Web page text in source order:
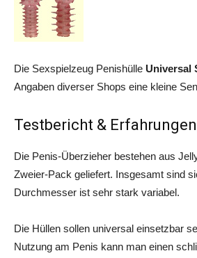
Die Sexspielzeug Penishülle Universal
Angaben diverser Shops eine kleine
Testbericht & Erfahrungen
Die Penis-Überzieher bestehen aus
Zweier-Pack geliefert. Insgesamt sind
Durchmesser ist sehr stark variabel.
Die Hüllen sollen universal einsetzbar
Nutzung am Penis kann man einen